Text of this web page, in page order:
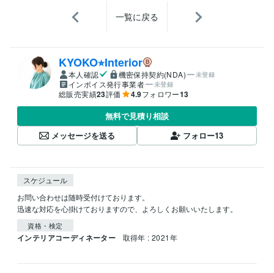
一覧に戻る
KYOKO⭐︎Interior
本人確認 機密保持契約(NDA) 未登録
インボイス発行事業者 未登録
総販売実績23評価 4.9フォロワー13
無料で見積り相談
メッセージを送る
フォロー13
スケジュール
お問い合わせは随時受付けております。
迅速な対応を心掛けておりますので、よろしくお願いいたします。
資格・検定
インテリアコーディネーター 取得年 : 2021年